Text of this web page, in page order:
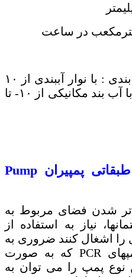
درجه حرارت سیال در آب بندی : با نوار آببندی از ۱۰
– تا ۱۱۰ درجه سانتیگراد و با آب بند مکانیکی از ۱۰- تا
پمپیران Pump
تر شدن فضای مربوط به
نیاز به استفاده از
اشغال کنند ضروری به
نظر می رسد. ساختار پمپهای PCR که به صورت
پمپ را می توان به